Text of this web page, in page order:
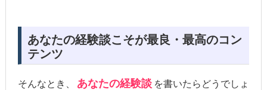
あなたの経験談こそが最良・最高のコン
テンツ
そんなとき、 あなたの経験談 を書いたらどうでしょ